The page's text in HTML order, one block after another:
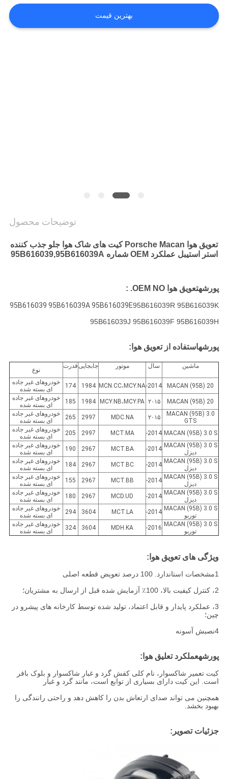
درخواست
نقل
بهترین قیمت
توضیحات محصول
تعویق هوا Porsche Macan کیت های شاک هوا جلو جذب کننده
استر استیبل عملکرد OEM شماره 95B616039,95B616039A
پورشهتعویق هوا OEM NO. :
95B616039 95B616039A 95B616039E95B616039R 95B616039K
95B616039J 95B616039F 95B616039H
پورشهاستفاده از تعویق هوا:
ماشين سال موتور جابجاییقدرت
نوع
MACAN (95B) 20
2014- MCN.CC،MCY.NA 1984
174
خودروهای غیر جاده
ای بسته شده
MACAN (95B) 20
۲۰۱۵ MCY.NB،MCY.PA 1984
185
خودروهای غیر جاده
ای بسته شده
MACAN (95B) 3.0
GTS
۲۰۱۵ MDC.NA
2997
265
خودروهای غیر جاده
ای بسته شده
MACAN (95B) 3.0 S
2014-
MCT.MA
2997
205
خودروهای غیر جاده
ای بسته شده
MACAN (95B) 3.0 S
دیزل
2014-
MCT.BA
2967
190
خودروهای غیر جاده
ای بسته شده
MACAN (95B) 3.0 S
دیزل
2014-
MCT.BC
2967
184
خودروهای غیر جاده
ای بسته شده
MACAN (95B) 3.0 S
دیزل
2014-
MCT.BB
2967
155
خودروهای غیر جاده
ای بسته شده
MACAN (95B) 3.0 S
دیزل
2014-
MCD.UD
2967
180
خودروهای غیر جاده
ای بسته شده
MACAN (95B) 3.0 S
توربو
2014-
MCT.LA
3604
294
خودروهای غیر جاده
ای بسته شده
MACAN (95B) 3.0 S
توربو
2016-
MDH.KA
3604
324
خودروهای غیر جاده
ای بسته شده
ویژگی های تعویق هوا:
1مشخصات استاندارد. 100 درصد تعویض قطعه اصلی
2، کنترل کیفیت بالا، 100٪ آزمایش شده قبل از ارسال به مشتریان؛
3، عملکرد پایدار و قابل اعتماد، تولید شده توسط کارخانه های پیشرو در
چین؛
4نصبش آسونه
پورشهعملکرد تعلیق هوا:
کیت تعمیر شاکسوار، نام کلی کفش گرد و غبار شاکسوار و بلوک بافر
است. این کیت دارای بسیاری از توابع است، مانند گرد و غبار
همچنین می تواند صدای ارتعاش بدن را کاهش دهد و راحتی رانندگی را
بهبود بخشد.
جزئیات تصویر: